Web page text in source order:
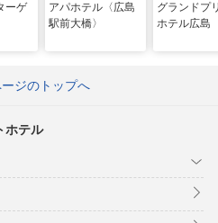
ーゲ
アパホテル〈広島
駅前大橋〉
グランドプ
ホテル広島
ージのトップへ
ホテル